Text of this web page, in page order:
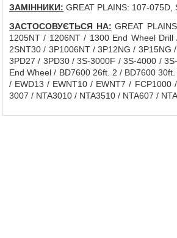
ЗАМІННИКИ: GREAT PLAINS: 107-075D,
ЗАСТОСОВУЄТЬСЯ НА: GREAT
1205NT / 1206NT / 1300 End Wheel
2SNT30 / 3P1006NT / 3P12NG /
3PD27 / 3PD30 / 3S-3000F / 3S-4000 /
End Wheel / BD7600 26ft. 2 / BD7600
/ EWD13 / EWNT10 / EWNT7 / FCP1000
3007 / NTA3010 / NTA3510 / NTA607 /